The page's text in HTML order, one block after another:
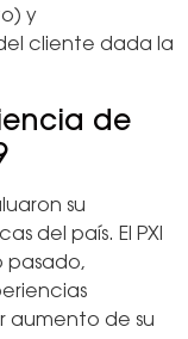
y
cliente dada la
de
su
del país. El PXI
pasado,
aumento de su